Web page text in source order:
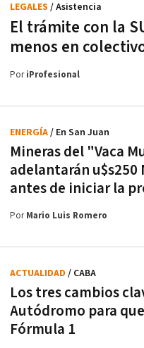
El trámite con la
menos en
LEGALES / Asistencia
PoriProfesional
Mineras del "Vaca
adelantarán u$s250
antes de iniciar la
ENERGÍA/ En San Juan
PorMario Luis Romero
Los tres cambios
Autódromo para
Fórmula 1
ACTUALIDAD / CABA